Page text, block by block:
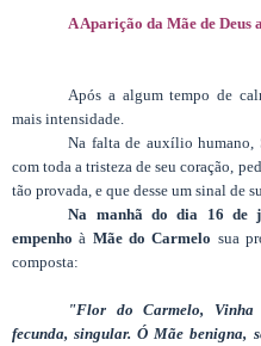
A Aparição da Mãe de Deus
Após a algum tempo de
mais intensidade.
Na falta de auxílio humano,
com toda a tristeza de seu coração,
tão provada, e que desse um sinal de
Na manhã do dia 16 de
empenho à Mãe do Carmelo sua
composta:
"Flor do Carmelo, Vinha
fecunda, singular. Ó Mãe benigna,